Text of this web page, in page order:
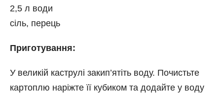
2,5 л води
сіль, перець
Приготування:
У великій каструлі закип’ятіть воду. Почистьте
картоплю наріжте її кубиком та додайте у воду